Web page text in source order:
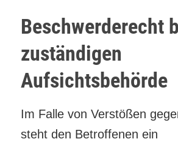
Beschwerderecht
zuständigen
Aufsichtsbehörde
Im Falle von Verstößen
steht den Betroffenen ein